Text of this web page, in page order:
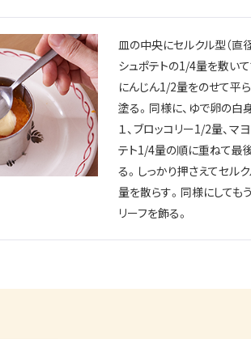
皿の中央にセルクル型（直
シュポテトの1/4量を敷い
にんじん1/2量をのせて平
塗る。同様に、ゆで卵の白
１、ブロッコリー1/2量、マ
テト1/4量の順に重ねて最
る。しっかり押さえてセル
量を散らす。同様にしても
リーフを飾る。